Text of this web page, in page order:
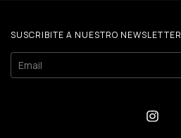
SUSCRIBITE A NUESTRO NEWSLETTER